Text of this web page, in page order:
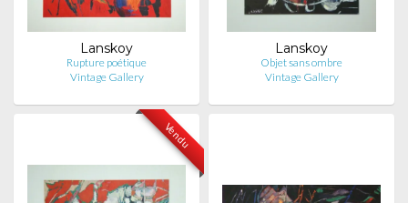
Lanskoy
Rupture poétique
Vintage Gallery
Lanskoy
Objet sans ombre
Vintage Gallery
Vendu